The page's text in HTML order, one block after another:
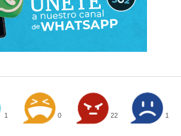
1 0 22 1